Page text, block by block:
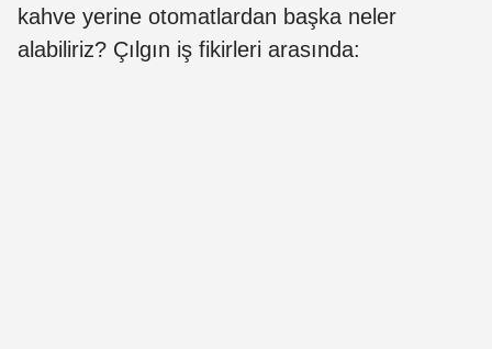
kahve yerine otomatlardan başka neler
alabiliriz? Çılgın iş fikirleri arasında: